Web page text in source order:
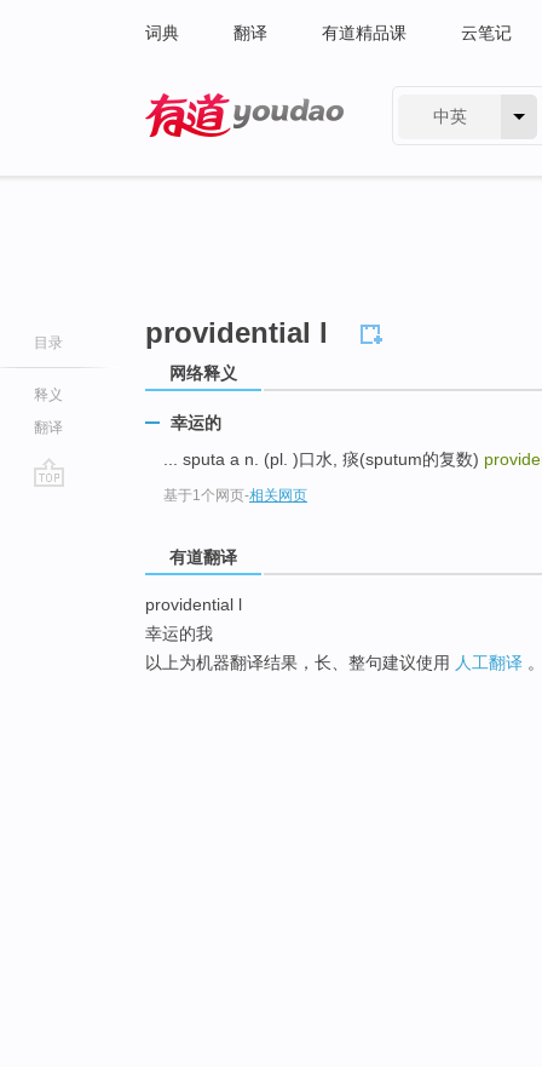
词典 翻译 有道精品课 云笔记
中英
目录
释义
翻译
providential l
网络释义
幸运的
... sputa a n. (pl. )口水, 痰(sputum的复数)
基于1个网页-相关网页
有道翻译
providential l
幸运的我
以上为机器翻译结果，长、整句建议使用 人工翻译